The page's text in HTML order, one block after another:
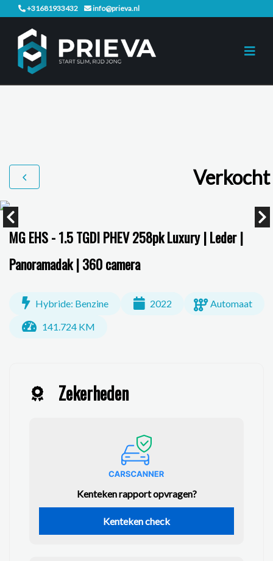
+31681933432 info@prieva.nl
Verkocht
MG EHS - 1.5 TGDI PHEV 258pk Luxury | Leder |
Panoramadak | 360 camera
Hybride: Benzine 2022
Automaat
141.724 KM
Zekerheden
Kenteken rapport opvragen?
Kenteken check